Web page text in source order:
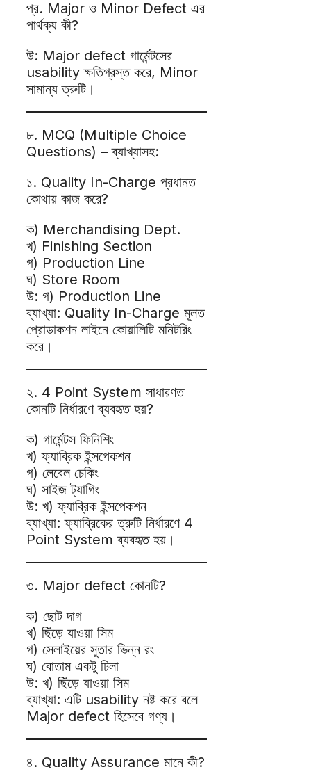
প্র. Major ও Minor Defect এর
পার্থক্য কী?
উ: Major defect গার্মেন্টসের
usability ক্ষতিগ্রস্ত করে, Minor
সামান্য ত্রুটি।
৮. MCQ (Multiple Choice
Questions) – ব্যাখ্যাসহ:
১. Quality In-Charge প্রধানত
কোথায় কাজ করে?
ক) Merchandising Dept.
খ) Finishing Section
গ) Production Line
ঘ) Store Room
উ: গ) Production Line
ব্যাখ্যা: Quality In-Charge মূলত
প্রোডাকশন লাইনে কোয়ালিটি মনিটরিং
করে।
২. 4 Point System সাধারণত
কোনটি নির্ধারণে ব্যবহৃত হয়?
ক) গার্মেন্টস ফিনিশিং
খ) ফ্যাব্রিক ইন্সপেকশন
গ) লেবেল চেকিং
ঘ) সাইজ ট্যাগিং
উ: খ) ফ্যাব্রিক ইন্সপেকশন
ব্যাখ্যা: ফ্যাব্রিকের ত্রুটি নির্ধারণে 4
Point System ব্যবহৃত হয়।
৩. Major defect কোনটি?
ক) ছোট দাগ
খ) ছিঁড়ে যাওয়া সিম
গ) সেলাইয়ের সুতার ভিন্ন রং
ঘ) বোতাম একটু ঢিলা
উ: খ) ছিঁড়ে যাওয়া সিম
ব্যাখ্যা: এটি usability নষ্ট করে বলে
Major defect হিসেবে গণ্য।
৪. Quality Assurance মানে কী?